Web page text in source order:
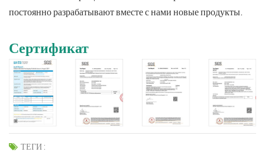
постоянно разрабатывают вместе с нами новые продукты.
Сертификат
ТЕГИ :